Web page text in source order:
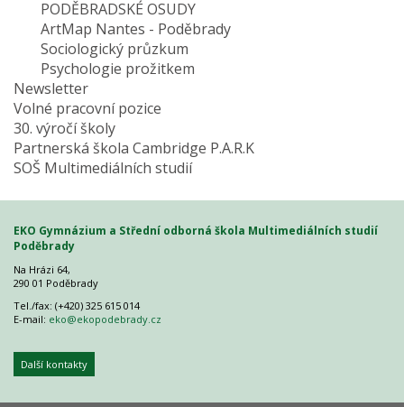
PODĚBRADSKÉ OSUDY
ArtMap Nantes - Poděbrady
Sociologický průzkum
Psychologie prožitkem
Newsletter
Volné pracovní pozice
30. výročí školy
Partnerská škola Cambridge P.A.R.K
SOŠ Multimediálních studií
EKO Gymnázium a Střední odborná škola Multimediálních studií
Poděbrady
Na Hrázi 64,
290 01 Poděbrady
Tel./fax: (+420) 325 615 014
E-mail: eko@ekopodebrady.cz
Další kontakty